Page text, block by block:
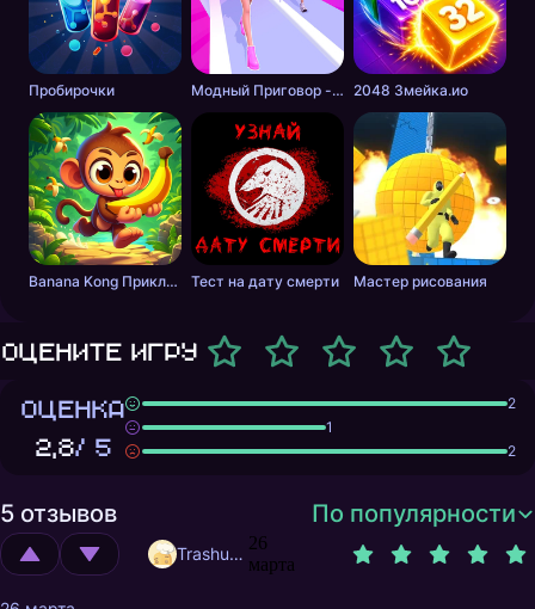
Пробирочки Модный Приговор - Одевалки для Девочек 2048 Змейка.ио
Banana Kong Приключение Тест на дату смерти Мастер рисования
Оцените игру
ОЦЕНКА
2,8/ 5
2
1
2
5 отзывов По популярности
Trashuser
26
марта